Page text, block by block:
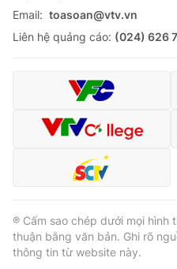
Email: toasoan@vtv.vn
Liên hệ quảng cáo: (024) 626
® Cấm sao chép dưới mọi hình
thuận bằng văn bản. Ghi rõ
thông tin từ website này.